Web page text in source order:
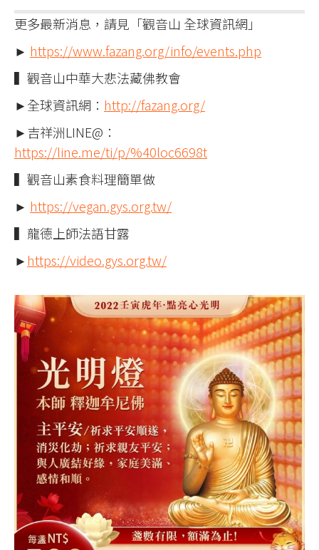
更多最新消息，請見「觀音山 全球資訊網」
► https://www.fazang.org/info/events.php
▍觀音山中華大悲法藏佛教會
►全球資訊網： http://fazang.org/
►吉祥洲LINE@：
https://line.me/ti/p/%40loc6698t
▍觀音山素食料理簡單做
► https://vegan.gys.org.tw/
▍龍德上師法語甘露
►https://video.gys.org.tw/